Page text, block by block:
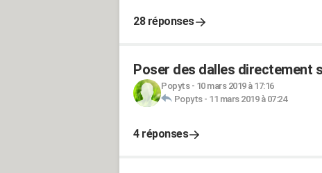
28 réponses
Poser des dalles directement
Popyts- 10 mars 2019 à 17:16
Popyts- 11 mars 2019 à 07:24
4 réponses